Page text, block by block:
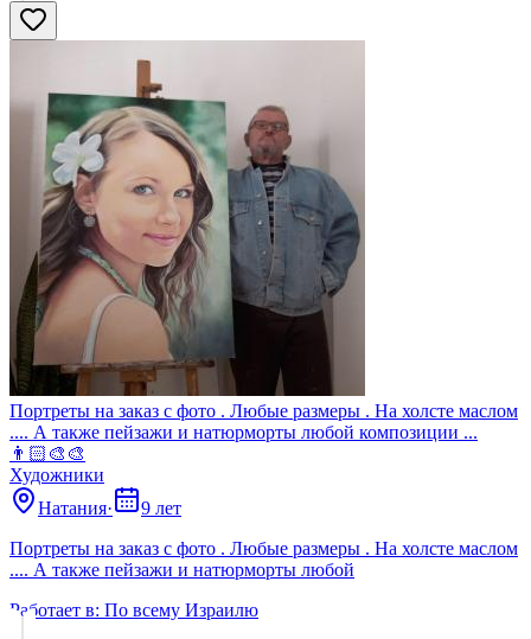
Портреты на заказ с фото . Любые размеры . На холсте маслом
.... А также пейзажи и натюрморты любой композиции ...
👨🏻‍🎨🎨
Художники
Натания·
9 лет
Портреты на заказ с фото . Любые размеры . На холсте маслом
.... А также пейзажи и натюрморты любой
Работает в: По всему Израилю